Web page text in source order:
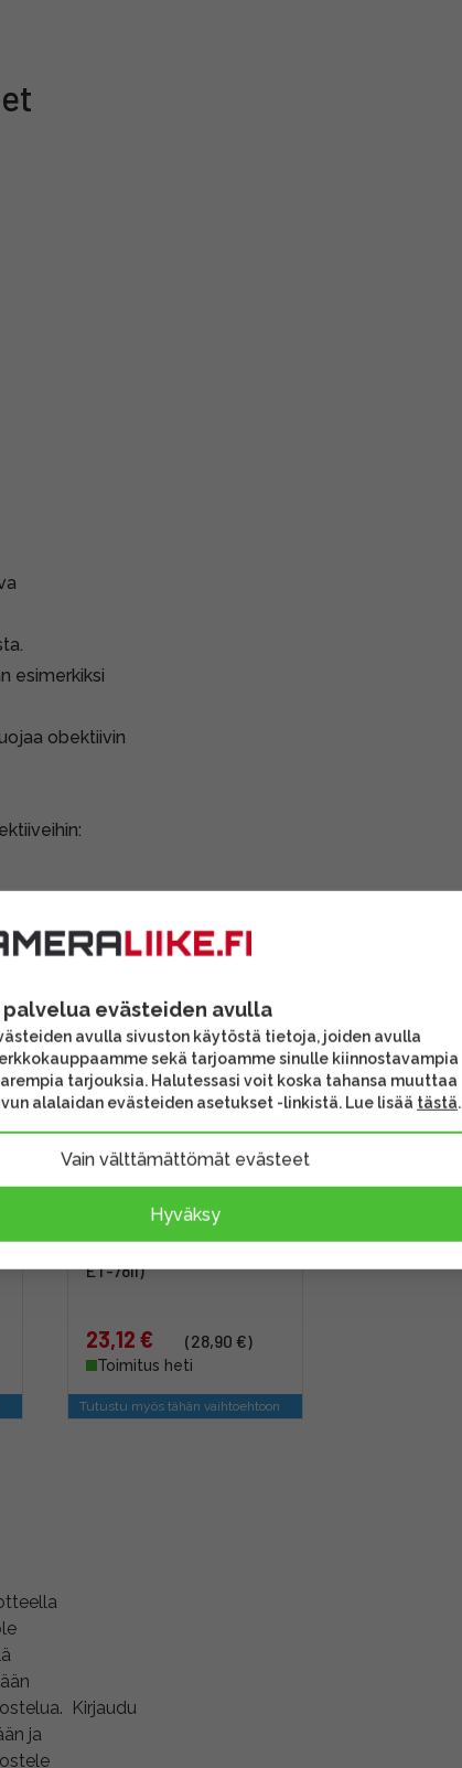
esimerkiksi
obektiivin
JJC LH-78II Lens Hood -
vastavalosuoja (Canon
ET-78II)
23,12 € (28,90 €)
Toimitus heti
Tutustu myös tähän vaihtoehtoon
Kirjaudu
ja
palvelua evästeiden avulla
avulla sivuston käytöstä tietoja, joiden avulla
sekä tarjoamme sinulle kiinnostavampia
tarjouksia. Halutessasi voit koska tahansa muuttaa
alalaidan evästeiden asetukset -linkistä. Lue lisää tästä.
Vain välttämättömät evästeet
Hyväksy